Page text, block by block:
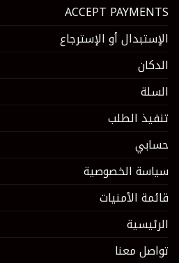
ACCEPT PAYMENTS
الإستبدال أو الإسترجاع
الدكان
السلة
تنفيذ الطلب
حسابي
سياسة الخصوصية
قائمة الأمنيات
الرئيسية
تواصل معنا